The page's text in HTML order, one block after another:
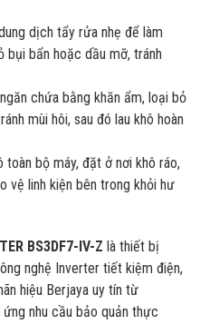
dịch tẩy rửa nhẹ để làm
bẩn hoặc dầu mỡ, tránh
chứa bằng khăn ẩm, loại bỏ
mùi hôi, sau đó lau khô hoàn
toàn bộ máy, đặt ở nơi khô ráo,
vệ linh kiện bên trong khỏi hư
BS3DF7-IV-Z là thiết bị
nghệ Inverter tiết kiệm điện,
hiệu Berjaya uy tín từ
ứng nhu cầu bảo quản thực